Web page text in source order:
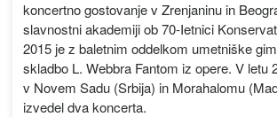
koncertno gostovanje v Zrenjaninu in
slavnostni akademiji ob 70-Ietnici
2015 je z baletnim oddelkom umetniške
skladbo L. Webbra Fantom iz opere. V letu
v Novem Sadu (Srbija) in Morahalomu
izvedel dva koncerta.